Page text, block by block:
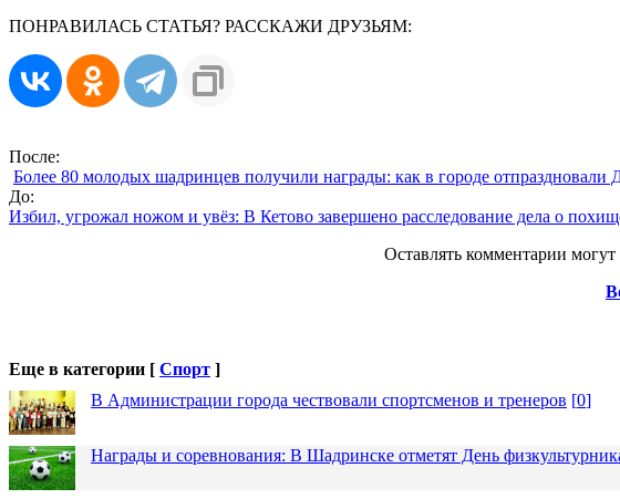
ПОНРАВИЛАСЬ СТАТЬЯ? РАССКАЖИ ДРУЗЬЯМ:
После:
Более 80 молодых шадринцев получили награды: как в городе отпраздновали
До:
Избил, угрожал ножом и увёз: В Кетово завершено расследование дела о
Оставлять комментарии
Еще в категории [ Спорт ]
В Администрации города чествовали спортсменов и тренеров [0]
Награды и соревнования: В Шадринске отметят День